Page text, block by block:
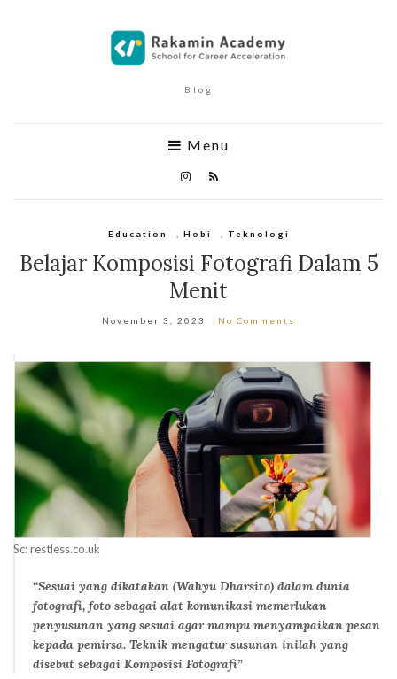
Blog
Menu
Education Hobi Teknologi
Belajar Komposisi Fotografi Dalam 5
Menit
November 3, 2023 No Comments
Sc: restless.co.uk
“Sesuai yang dikatakan (Wahyu Dharsito) dalam dunia
fotografi, foto sebagai alat komunikasi memerlukan
penyusunan yang sesuai agar mampu menyampaikan pesan
kepada pemirsa. Teknik mengatur susunan inilah yang
disebut sebagai Komposisi Fotografi”